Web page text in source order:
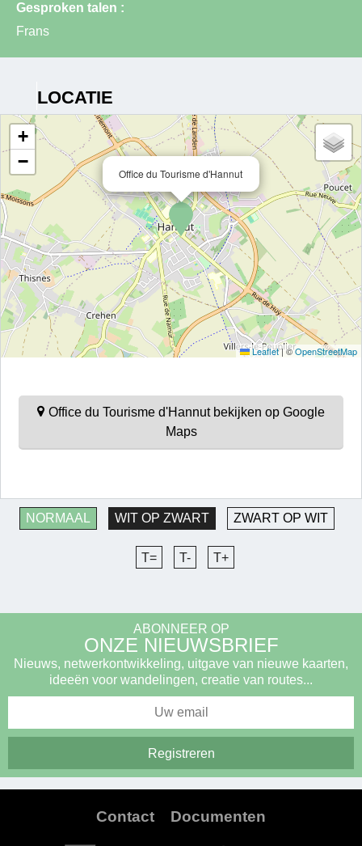
Gesproken talen :
Frans
LOCATIE
Office du Tourisme d'Hannut
+
−
Leaflet|©OpenStreetMap
Office du Tourisme d'Hannut bekijken op Google
Maps
NORMAAL WIT OP ZWART ZWART OP WIT
T= T- T+
ABONNEER OP
ONZE NIEUWSBRIEF
Nieuws, netwerkontwikkeling, uitgave van nieuwe kaarten,
ideeën voor wandelingen, creatie van routes...
Contact Documenten